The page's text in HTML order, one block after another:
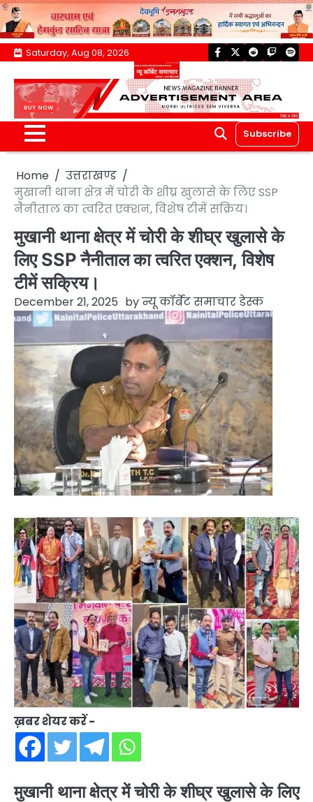
Skip
content
Saturday, Aug 08, 2026 facebook
twitterreddittwitch
Subscribe
Home
उत्तराखण्ड
मुखानी थाना क्षेत्र में चोरी के शीघ्र खुलासे के लिए SSP
नैनीताल का त्वरित एक्शन, विशेष टीमें सक्रिय।
मुखानी थाना क्षेत्र में चोरी के शीघ्र खुलासे के
लिए SSP नैनीताल का त्वरित एक्शन, विशेष
टीमें सक्रिय।
December 21, 2025 byन्यू कॉर्बेट समाचार डेस्क
ख़बर शेयर करें -
मुखानी थाना क्षेत्र में चोरी के शीघ्र खुलासे के लिए